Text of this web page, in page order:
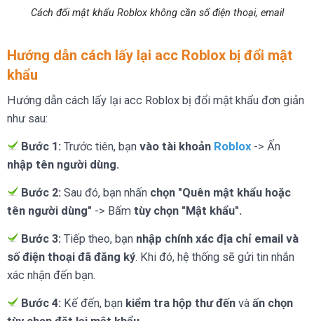
Cách đổi mật khẩu Roblox không cần số điện thoại, email
Hướng dẫn cách lấy lại acc Roblox bị đổi mật
khẩu
Hướng dẫn cách lấy lại acc Roblox bị đổi mật khẩu đơn giản
như sau:
Bước 1: Trước tiên, bạn vào tài khoản Roblox -> Ấn
nhập tên người dùng.
Bước 2: Sau đó, bạn nhấn chọn "Quên mật khẩu hoặc
tên người dùng" -> Bấm tùy chọn "Mật khẩu".
Bước 3: Tiếp theo, bạn nhập chính xác địa chỉ email và
số điện thoại đã đăng ký. Khi đó, hệ thống sẽ gửi tin nhắn
xác nhận đến bạn.
Bước 4: Kế đến, bạn kiểm tra hộp thư đến và ấn chọn